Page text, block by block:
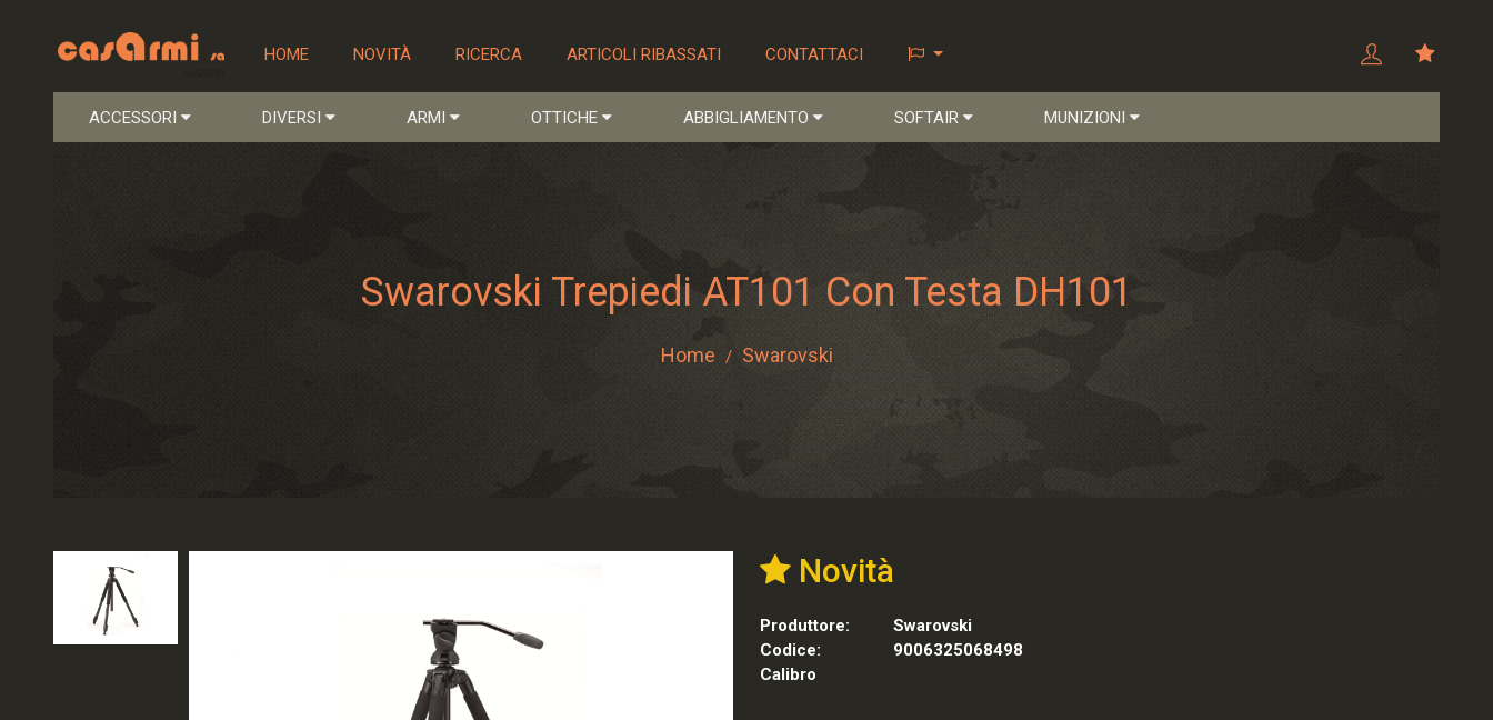
HOME NOVITÀ RICERCA ARTICOLI RIBASSATI CONTATTACI
ACCESSORI DIVERSI ARMI OTTICHE ABBIGLIAMENTO SOFTAIR MUNIZIONI
Swarovski Trepiedi AT101 Con Testa DH101
Home / Swarovski
Novità
Produttore:
Swarovski
Codice:
9006325068498
Calibro